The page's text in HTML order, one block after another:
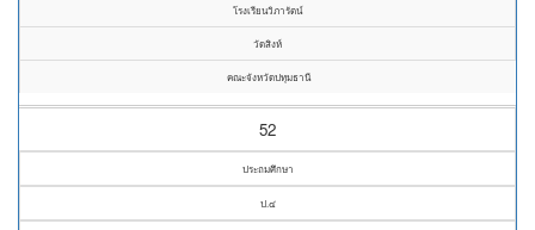
โรงเรียนวิภารัตน์
วัดสิงห์
คณะจังหวัดปทุมธานี
52
ประถมศึกษา
ป.๔